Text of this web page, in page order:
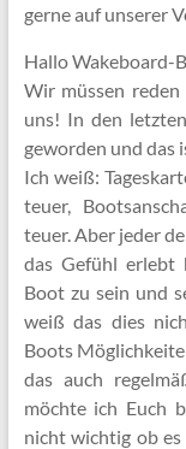
gerne auf unserer
Hallo Wakeboard-
Wir müssen reden
uns! In den
geworden und das
Ich weiß:
teuer,
teuer. Aber jeder
das Gefühl erlebt
Boot zu sein und
weiß das dies
Boots
das auch
möchte ich Euch
nicht wichtig ob